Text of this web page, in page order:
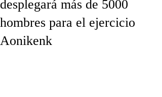
desplegará más de 5000
hombres para el ejercicio
Aonikenk